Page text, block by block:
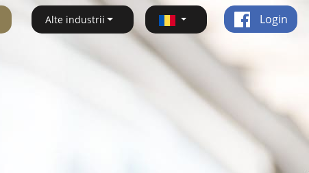
Alte industrii Login